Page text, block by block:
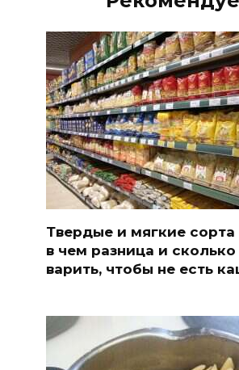
Твердые и мягкие сорта
в чем разница и сколько
варить, чтобы не есть